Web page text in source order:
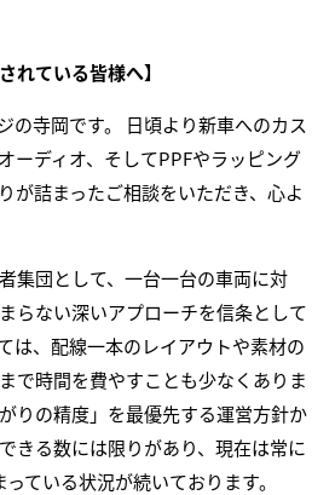
れている皆様へ】
の寺岡です。 日頃より新車へのカス
ーディオ、そしてPPFやラッピング
が詰まったご相談をいただき、心よ
集団として、一台一台の車両に対
らない深いアプローチを信条として
は、配線一本のレイアウトや素材の
で時間を費やすことも少なくありま
りの精度」を最優先する運営方針か
きる数には限りがあり、現在は常に
ている状況が続いております。